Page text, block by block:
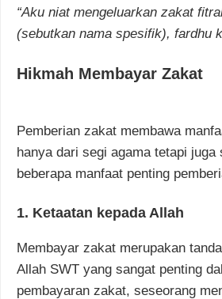
“Aku niat mengeluarkan zakat
(sebutkan nama spesifik), fardhu
Hikmah Membayar Zakat
Pemberian zakat membawa
hanya dari segi agama tetapi juga
beberapa manfaat penting
1. Ketaatan kepada Allah
Membayar zakat merupakan
Allah SWT yang sangat penting
pembayaran zakat, seseorang